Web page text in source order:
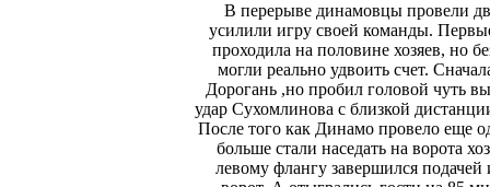
В перерыве динамовцы провели
усилили игру своей команды.
проходила на половине хозяев, но
могли реально удвоить счет.
Дорогань ,но пробил головой чуть
удар Сухомлинова с близкой
После того как Динамо провело еще
больше стали наседать на ворота
левому флангу завершился